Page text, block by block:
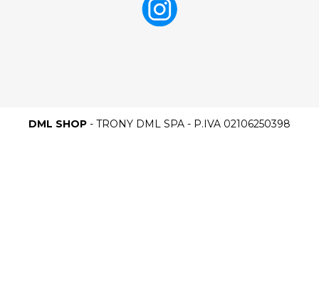
DML SHOP - TRONY DML SPA - P.IVA 02106250398